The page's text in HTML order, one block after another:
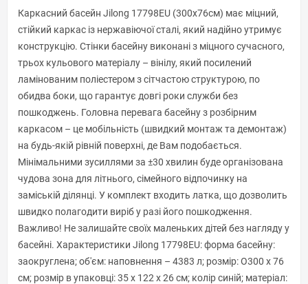
Каркасний басейн Jilong 17798EU (300x76см) має міцний,
стійкий каркас із нержавіючої сталі, який надійно утримує
конструкцію. Стінки басейну виконані з міцного сучасного,
трьох кульового матеріалу – вінілу, який посилений
ламінованим поліестером з сітчастою структурою, по
обидва боки, що гарантує довгі роки служби без
пошкоджень. Головна перевага басейну з розбірним
каркасом – це мобільність (швидкий монтаж та демонтаж)
на будь-якій рівній поверхні, де Вам подобається.
Мінімальними зусиллями за ±30 хвилин буде організована
чудова зона для літнього, сімейного відпочинку на
заміській ділянці. У комплект входить латка, що дозволить
швидко полагодити виріб у разі його пошкодження.
Важливо! Не залишайте своїх маленьких дітей без нагляду у
басейні. Характеристики Jilong 17798EU: форма басейну:
заокруглена; об'єм: наповнення – 4383 л; розмір: O300 x 76
см; розмір в упаковці: 35 х 122 х 26 см; колір синій; матеріал: